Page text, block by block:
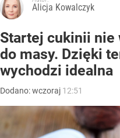
Alicja Kowalczyk
Startej cukinii nie
do masy. Dzięki
wychodzi idealna
Dodano:wczoraj 12:51